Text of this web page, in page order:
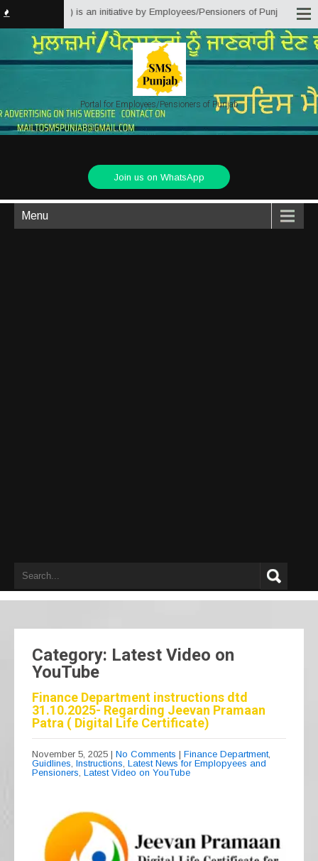
is an initiative by Employees/Pensioners of Punjab State
Portal for Employees/Pensioners of Punjab
Join us on WhatsApp
Menu
Category: Latest Video on
YouTube
Finance Department instructions dtd
31.10.2025- Regarding Jeevan Pramaan
Patra ( Digital Life Certificate)
November 5, 2025 | No Comments | Finance Department,
Guidlines, Instructions, Latest News for Emplopyees and
Pensioners, Latest Video on YouTube